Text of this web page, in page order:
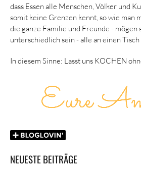
dass Essen alle Menschen, Völker und
somit keine Grenzen kennt, so wie man
die ganze Familie und Freunde - mögen
unterschiedlich sein - alle an einen Tisch
In diesem Sinne: Lasst uns KOCHEN
NEUESTE BEITRÄGE